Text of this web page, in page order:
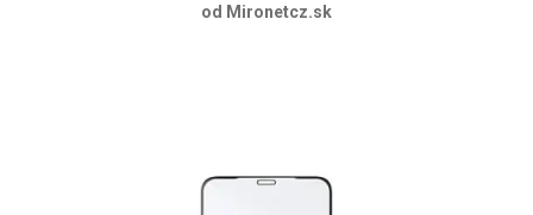
od Mironetcz.sk